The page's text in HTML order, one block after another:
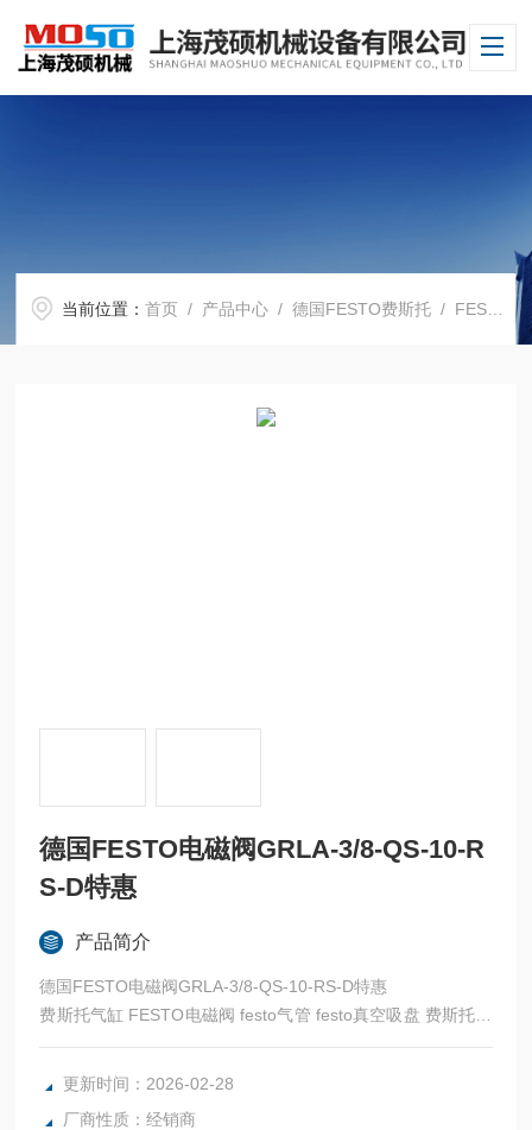
当前位置：首页 / 产品中心 /德国FESTO费斯托 / FESTO电磁阀
德国FESTO电磁阀GRLA-3/8-QS-10-R
S-D特惠
产品简介
德国FESTO电磁阀GRLA-3/8-QS-10-RS-D特惠
费斯托气缸 FESTO电磁阀 festo气管 festo真空吸盘 费斯托过
滤器 费斯托油雾器 FESTO传感器 FESTO代理
全系列产品大量现货请咨询上海茂硕机械设备有限公司
更新时间：2026-02-28
厂商性质：经销商